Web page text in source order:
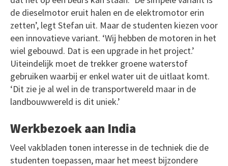
de dieselmotor eruit halen en de elektromotor erin
zetten’, legt Stefan uit. Maar de studenten kiezen voor
een innovatieve variant. ‘Wij hebben de motoren in het
wiel gebouwd. Dat is een upgrade in het project.’
Uiteindelijk moet de trekker groene waterstof
gebruiken waarbij er enkel water uit de uitlaat komt.
‘Dit zie je al wel in de transportwereld maar in de
landbouwwereld is dit uniek.’
Werkbezoek aan India
Veel vakbladen tonen interesse in de techniek die de
studenten toepassen, maar het meest bijzondere